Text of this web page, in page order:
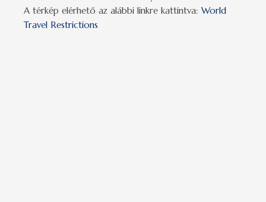
A térkép elérhető az alábbi linkre kattintva: World
Travel Restrictions